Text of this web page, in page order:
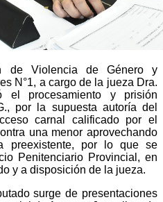
de Violencia de Género y
N°1, a cargo de la jueza Dra.
el procesamiento y prisión
por la supuesta autoría del
carnal calificado por el
una menor aprovechando
preexistente, por lo que se
Penitenciario Provincial, en
y a disposición de la jueza.
surge de presentaciones